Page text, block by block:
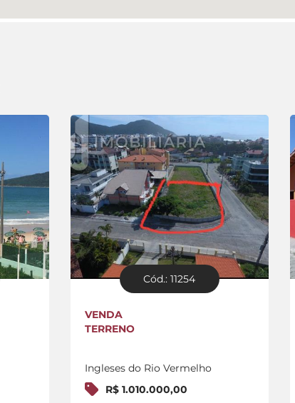
Cód.: 11254
VENDA
TERRENO
Ingleses do Rio Vermelho
R$ 1.010.000,00